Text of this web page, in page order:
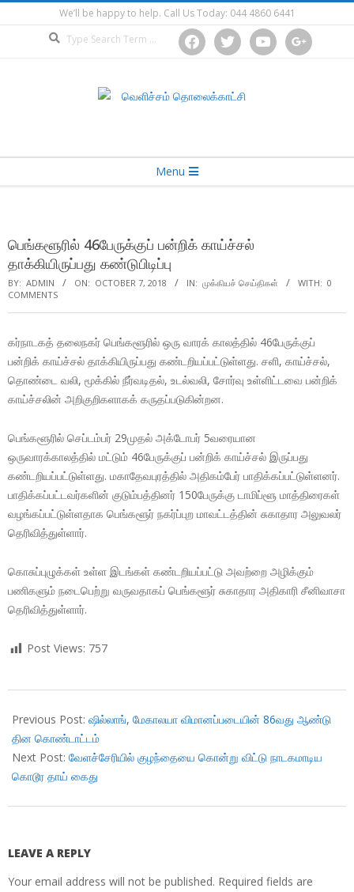
to
We’ll be happy to help. Call Us Today: 044 4860 6441
facebooktwitter youtube google
Menu
பெங்களூரில் 46பேருக்குப் பன்றிக் காய்ச்சல்
தாக்கியிருப்பது கண்டுபிடிப்பு
BY: ADMIN ON: OCTOBER 7, 2018 IN: முக்கியச் செய்திகள் WITH: 0
COMMENTS
கர்நாடகத் தலைநகர் பெங்களூரில் ஒரு வாரக் காலத்தில் 46பேருக்குப்
பன்றிக் காய்ச்சல் தாக்கியிருப்பது கண்டறியப்பட்டுள்ளது. சளி, காய்ச்சல்,
தொண்டை வலி, மூக்கில் நீர்வடிதல், உடல்வலி, சோர்வு உள்ளிட்டவை பன்றிக்
காய்ச்சலின் அறிகுறிகளாகக் கருதப்படுகின்றன.
பெங்களூரில் செப்டம்பர் 29முதல் அக்டோபர் 5வரையான
ஒருவாரக்காலத்தில் மட்டும் 46பேருக்குப் பன்றிக் காய்ச்சல் இருப்பது
கண்டறியப்பட்டுள்ளது. மகாதேவபுரத்தில் அதிகம்பேர் பாதிக்கப்பட்டுள்ளனர்.
பாதிக்கப்பட்டவர்களின் குடும்பத்தினர் 150பேருக்கு டாமிப்ளூ மாத்திரைகள்
வழங்கப்பட்டுள்ளதாக பெங்களூர் நகர்ப்புற மாவட்டத்தின் சுகாதார அலுவலர்
தெரிவித்துள்ளார்.
கொசுப்புழுக்கள் உள்ள இடங்கள் கண்டறியப்பட்டு அவற்றை அழிக்கும்
பணிகளும் நடைபெற்று வருவதாகப் பெங்களூர் சுகாதார அதிகாரி சீனிவாசா
தெரிவித்துள்ளார்.
Post Views: 757
10-
07
Previous Post: ஷில்லாங், மேகாலயா விமானப்படையின் 86வது ஆண்டு
தின கொண்டாட்டம்
Next Post: வேளச்சேரியில் குழந்தையை கொன்று விட்டு நாடகமாடிய
கொடூர தாய் கைது
LEAVE A REPLY
Your email address will not be published. Required fields are